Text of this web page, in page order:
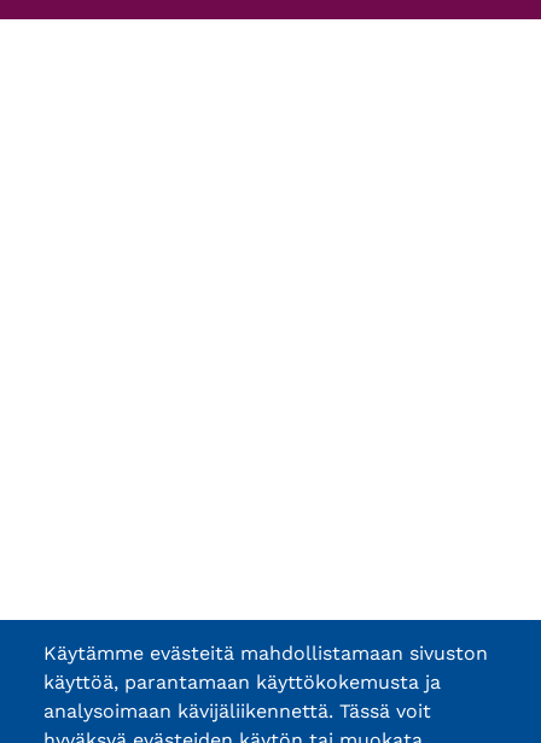
Käytämme evästeitä mahdollistamaan sivuston
käyttöä, parantamaan käyttökokemusta ja
analysoimaan kävijäliikennettä. Tässä voit